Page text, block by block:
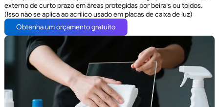
externo de curto prazo em áreas protegidas por beirais ou toldos.
(Isso não se aplica ao acrílico usado em placas de caixa de luz)
Obtenha um orçamento gratuito